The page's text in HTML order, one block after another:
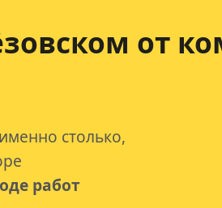
от
столько,
работ